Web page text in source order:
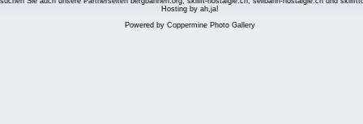
Hosting by ah,ja!
Powered by Coppermine Photo Gallery